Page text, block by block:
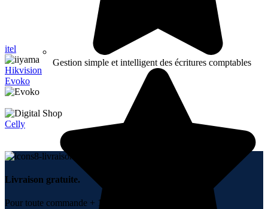
Gestion simple et intelligent des écritures comptables
itel
Hikvision
Evoko
Celly
Livraison gratuite.
Pour toute commande + 10000 DH.